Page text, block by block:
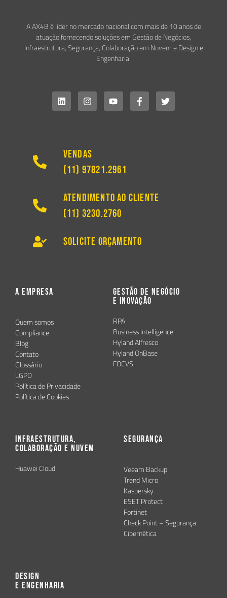
A AX4B é líder no mercado nacional com mais de 10 anos de
atuação fornecendo soluções em Gestão de Negócios,
Infraestrutura, Segurança, Colaboração em Nuvem e Design e
Engenharia.
Vendas
(11) 97821.2961
Atendimento ao Cliente
(11) 3230.2760
Solicite Orçamento
A Empresa
Quem somos
Compliance
Blog
Contato
Glossário
LGPD
Política de Privacidade
Política de Cookies
Gestão de Negócio
e Inovação
RPA
Business Intelligence
Hyland Alfresco
Hyland OnBase
FOCVS
Infraestrutura,
Colaboração e Nuvem
Huawei Cloud
Segurança
Veeam Backup
Trend Micro
Kaspersky
ESET Protect
Fortinet
Check Point – Segurança
Cibernética
Design
e Engenharia